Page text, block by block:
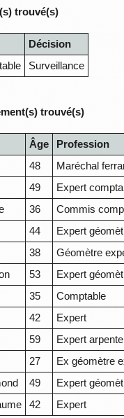
trouvé(s)
Décision
Surveillance
trouvé(s)
Âge Profession
48 Maréchal
49 Expert
36 Commis
44 Expert
38 Géomètre
53 Expert
35 Comptable
42 Expert
59 Expert
27 Ex géomètre
49 Expert
42 Expert